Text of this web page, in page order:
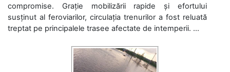
compromise. Grație mobilizării rapide și efortului
susținut al feroviarilor, circulația trenurilor a fost reluată
treptat pe principalele trasee afectate de intemperii. ...